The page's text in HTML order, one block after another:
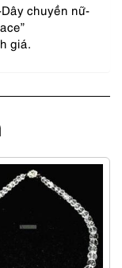
chuyền nữ-
giá.